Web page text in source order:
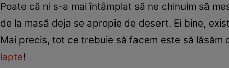
Poate că ni s-a mai întâmplat să ne chinuim să
de la masă deja se apropie de desert. Ei bine,
Mai precis, tot ce trebuie să facem este să lăsăm
lapte!